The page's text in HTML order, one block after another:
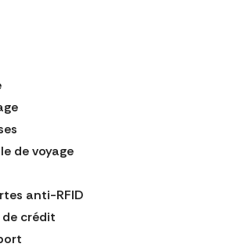
de voyage
anti-RFID
crédit